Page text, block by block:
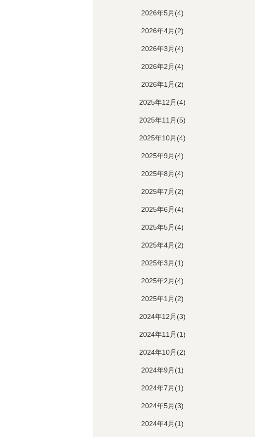
2026年5月(4)
2026年4月(2)
2026年3月(4)
2026年2月(4)
2026年1月(2)
2025年12月(4)
2025年11月(5)
2025年10月(4)
2025年9月(4)
2025年8月(4)
2025年7月(2)
2025年6月(4)
2025年5月(4)
2025年4月(2)
2025年3月(1)
2025年2月(4)
2025年1月(2)
2024年12月(3)
2024年11月(1)
2024年10月(2)
2024年9月(1)
2024年7月(1)
2024年5月(3)
2024年4月(1)